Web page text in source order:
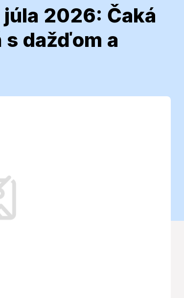
2026: Čaká
dažďom a
8. júla
premenlivý
s dvoma odlišnými tvárami,
regiónu.